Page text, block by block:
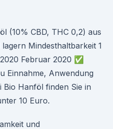
(10% CBD, THC 0,2) aus
Mindesthaltbarkeit 1
Februar 2020 ✅
Einnahme, Anwendung
Bio Hanföl finden Sie in
10 Euro.
und